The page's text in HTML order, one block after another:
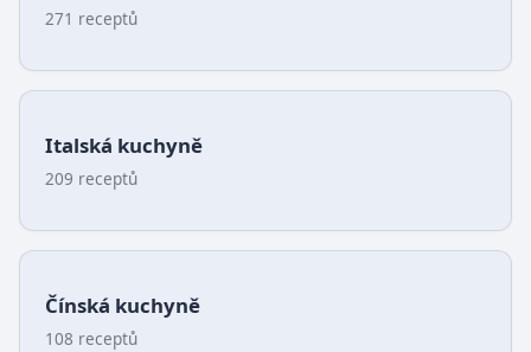
271 receptů
Italská kuchyně
209 receptů
Čínská kuchyně
108 receptů